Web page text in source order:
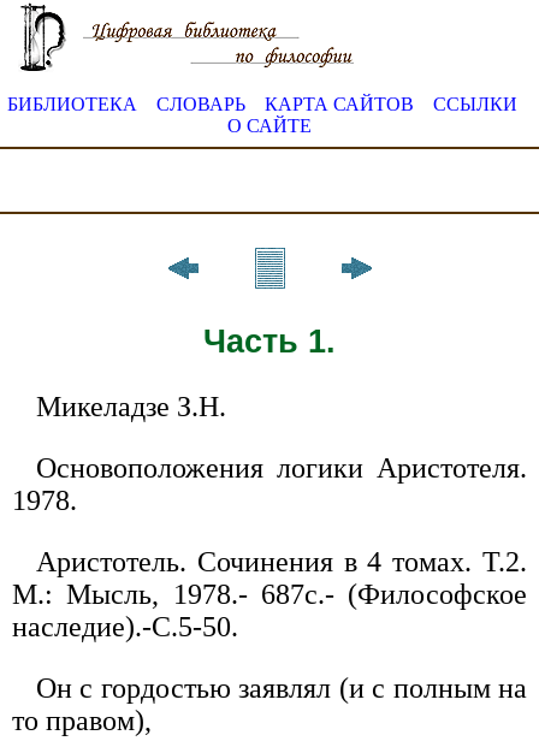
БИБЛИОТЕКА СЛОВАРЬ КАРТА САЙТОВ
ССЫЛКИ
О САЙТЕ
Часть 1.
Микеладзе З.Н.
Основоположения логики Аристотеля.
1978.
Аристотель. Сочинения в 4 томах. Т.2.
М.: Мысль, 1978.- 687с.- (Философское
наследие).-С.5-50.
Он с гордостью заявлял (и с полным на
то правом),